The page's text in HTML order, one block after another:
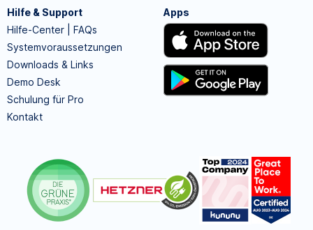
Hilfe & Support
Hilfe-Center | FAQs
Systemvoraussetzungen
Downloads & Links
Demo Desk
Schulung für Pro
Kontakt
Apps